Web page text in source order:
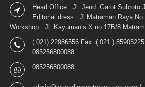
Head Office : Jl. Jend. Gatot Subroto
Editorial dress : Jl Matraman Raya
Workshop : Jl. Kayumanis X no.17B/8
( 021) 22986556 Fax. ( 021 )
085256800088
085256800088